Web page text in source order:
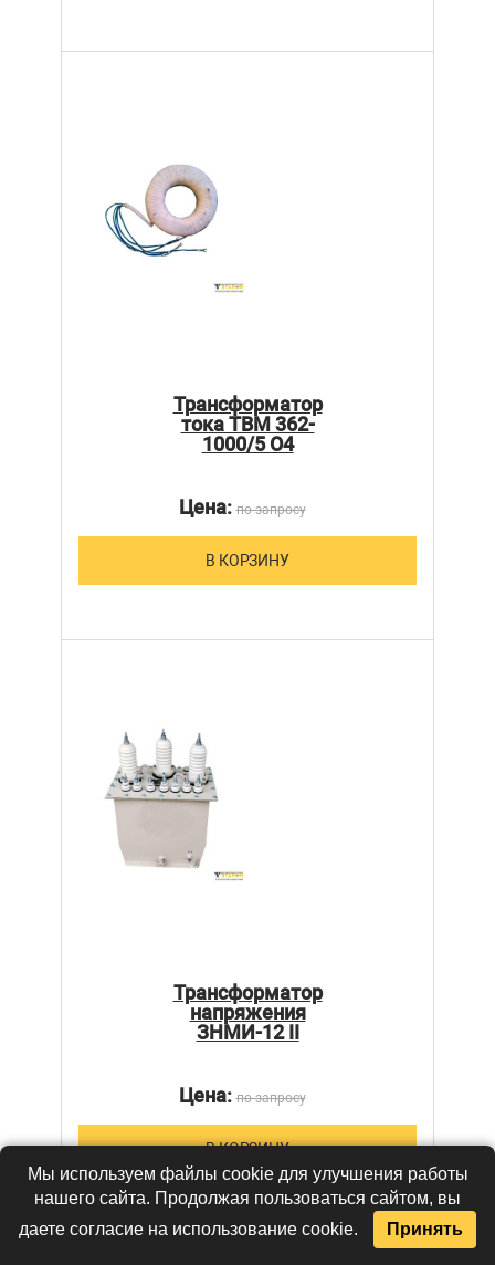
Трансформатор
тока ТВМ 362-
1000/5 О4
Цена:по запросу
В КОРЗИНУ
Трансформатор
напряжения
ЗНМИ-12 II
Цена:по запросу
В КОРЗИНУ
Мы используем файлы cookie для улучшения работы
нашего сайта. Продолжая пользоваться сайтом, вы
даете согласие на использование cookie.
Принять